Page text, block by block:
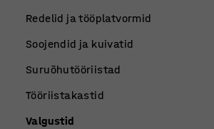
Redelid ja tööplatvormid
Soojendid ja kuivatid
Suruõhutööriistad
Tööriistakastid
Valgustid